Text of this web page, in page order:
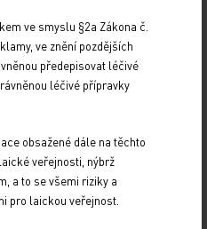
daří posunovat a co
posunout dál a kde
úlohu
ve smyslu §2a Zákona č.
ve znění pozdějších
předepisovat léčivé
léčivé přípravky
obsažené dále na těchto
veřejnosti, nýbrž
a to se všemi riziky a
pro laickou veřejnost.